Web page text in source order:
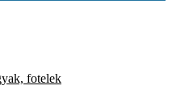
fotelek